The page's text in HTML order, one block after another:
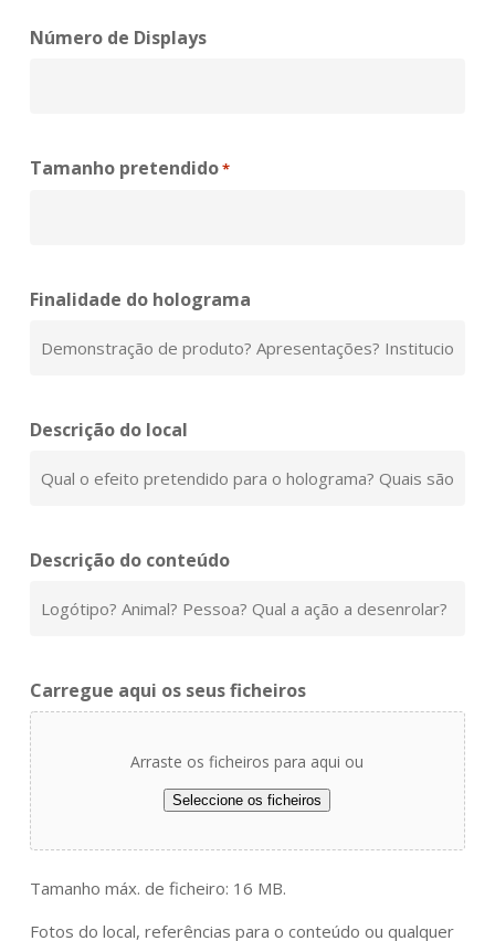
Número de Displays
Tamanho pretendido*
Finalidade do holograma
Descrição do local
Descrição do conteúdo
Carregue aqui os seus ficheiros
Arraste os ficheiros para aqui ou
Seleccione os ficheiros
Tamanho máx. de ficheiro: 16 MB.
Fotos do local, referências para o conteúdo ou qualquer